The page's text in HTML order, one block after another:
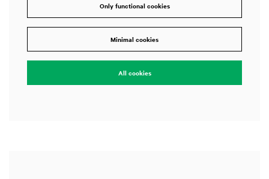
Only functional cookies
Minimal cookies
All cookies